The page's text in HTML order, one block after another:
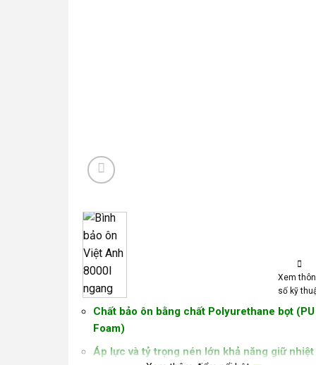
Xem
số kỹ
Chất bảo ôn bằng chất Polyurethane bọt (PU
Foam)
Áp lực và tỷ trọng nén lớn khả năng giữ nhiệt